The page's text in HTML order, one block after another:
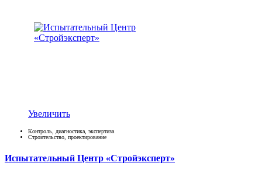
Увеличить
Контроль, диагностика, экспертиза
Строительство, проектирование
Испытательный Центр «Стройэксперт»